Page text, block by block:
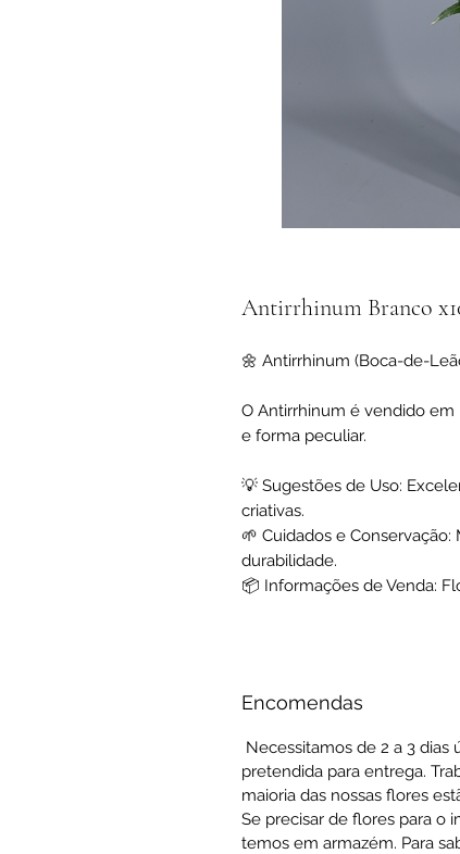
Antirrhinum Branco
🌼 Antirrhinum (Boca-de-
O Antirrhinum é vendido em
e forma peculiar.
💡 Sugestões de Uso:
criativas.
🌱 Cuidados e
durabilidade.
📦 Informações de Venda:
Encomendas
Necessitamos de 2 a 3 dias
pretendida para entrega.
maioria das nossas flores
Se precisar de flores para o
temos em armazém. Para